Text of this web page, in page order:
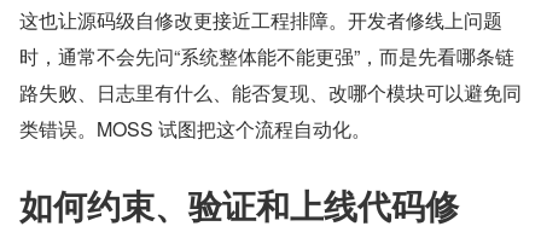
这也让源码级自修改更接近工程排障。开发者修线上问题
时，通常不会先问“系统整体能不能更强”，而是先看哪条链
路失败、日志里有什么、能否复现、改哪个模块可以避免同
类错误。MOSS 试图把这个流程自动化。
如何约束、验证和上线代码修